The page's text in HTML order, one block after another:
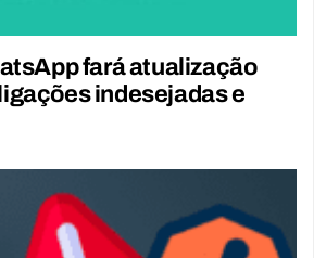
fará atualização
indesejadas e